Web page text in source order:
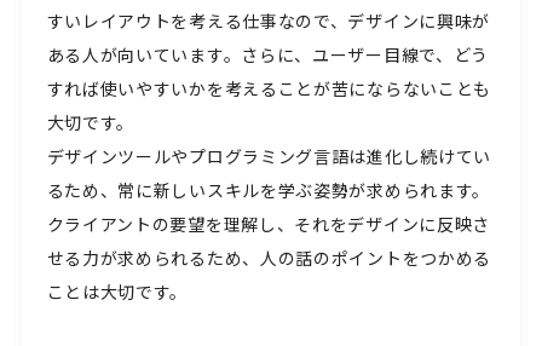
すいレイアウトを考える仕事なので、デザインに興味が
ある人が向いています。さらに、ユーザー目線で、どう
すれば使いやすいかを考えることが苦にならないことも
大切です。
デザインツールやプログラミング言語は進化し続けてい
るため、常に新しいスキルを学ぶ姿勢が求められます。
クライアントの要望を理解し、それをデザインに反映さ
せる力が求められるため、人の話のポイントをつかめる
ことは大切です。